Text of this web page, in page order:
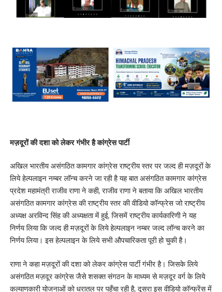
मज़दूरों की दशा को लेकर गंभीर है कांग्रेस पार्टी
अखिल भारतीय असंगठित कामगार कांग्रेस राष्ट्रीय स्तर पर जल्द ही मज़दूरों के
लिये हेल्पलाइन नम्बर लॉन्च करने जा रही है यह बात असंगठित कामगार कांग्रेस
प्रदेश महामंत्री राजीव राणा ने कही, राजीव राणा ने बताया कि अखिल भारतीय
असंगठित कामगार कांग्रेस की राष्ट्रीय स्तर की वीडियो कॉन्फ्रेस जो राष्ट्रीय
अध्यक्ष अरविन्द सिंह की अध्यक्षता में हुई, जिसमें राष्ट्रीय कार्यकारिणी ने यह
निर्णय लिया कि जल्द ही मज़दूरों के लिये हेल्पलाइन नम्बर जल्द लॉन्च करने का
निर्णय लिया। इस हेल्पलाइन के लिये सभी औपचारिकता पूरी हो चुकी है।
राणा ने कहा मज़दूरों की दशा को लेकर कांग्रेस पार्टी गंभीर है। जिसके लिये
असंगठित मज़दूर कांग्रेस जैसे शसक्त संगठन के माध्यम से मज़दूर वर्ग के लिये
कल्याणकारी योजनाओं को धरातल पर पहुँचा रही है, दूसरा इस वीडियो कॉन्फ्रेंस में